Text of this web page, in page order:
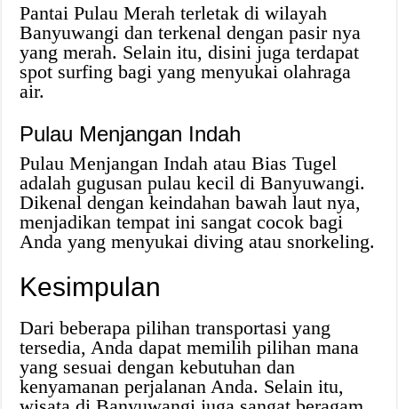
Pantai Pulau Merah terletak di wilayah
Banyuwangi dan terkenal dengan pasir nya
yang merah. Selain itu, disini juga terdapat
spot surfing bagi yang menyukai olahraga
air.
Pulau Menjangan Indah
Pulau Menjangan Indah atau Bias Tugel
adalah gugusan pulau kecil di Banyuwangi.
Dikenal dengan keindahan bawah laut nya,
menjadikan tempat ini sangat cocok bagi
Anda yang menyukai diving atau snorkeling.
Kesimpulan
Dari beberapa pilihan transportasi yang
tersedia, Anda dapat memilih pilihan mana
yang sesuai dengan kebutuhan dan
kenyamanan perjalanan Anda. Selain itu,